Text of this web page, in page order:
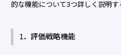
的な機能について3つ詳しく説明す
1．評価戦略機能